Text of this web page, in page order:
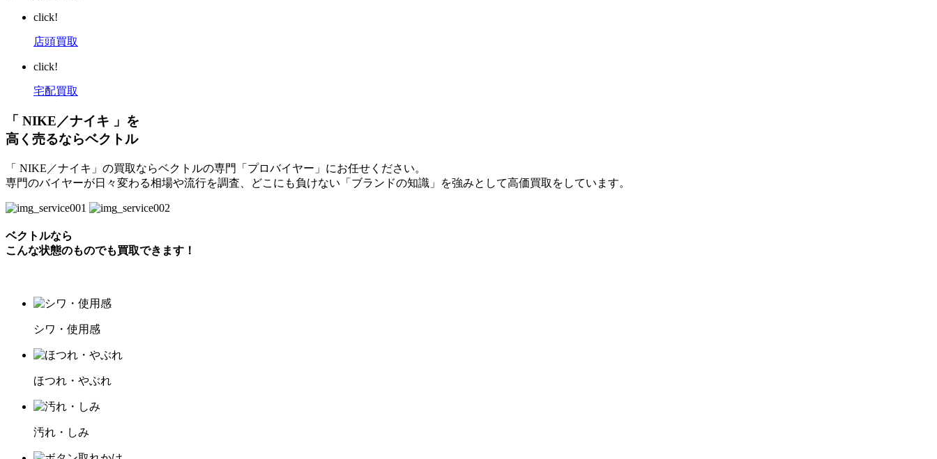
click!
店頭買取
click!
宅配買取
「 NIKE／ナイキ 」を
高く売るならベクトル
「 NIKE／ナイキ」の買取ならベクトルの専門「プロバイヤー」にお任せください。
専門のバイヤーが日々変わる相場や流行を調査、どこにも負けない「ブランドの知識」を強みとして高価買取をしています。
ベクトルなら
こんな状態のものでも買取できます！
シワ・使用感
ほつれ・やぶれ
汚れ・しみ